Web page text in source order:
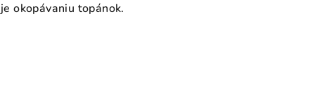
okopávaniu topánok.